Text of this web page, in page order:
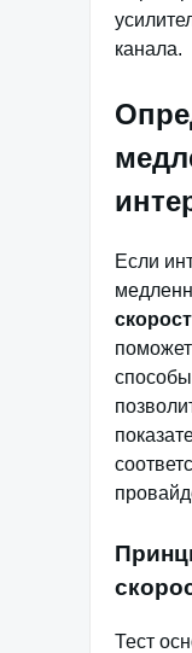
канала.
Если
Тест